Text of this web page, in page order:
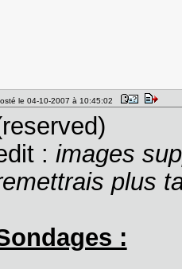
le 04-10-2007 à 10:45:02
: images
plus
: